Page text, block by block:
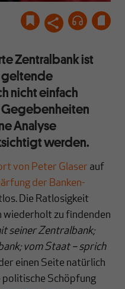
Zentralbank ist
geltende
nicht einfach
Analyse
werden.
von Peter Glaser auf
der Banken-
Die Ratlosigkeit
wiederholt zu findenden
seiner Zentralbank;
vom Staat – sprich
einen Seite natürlich
politische Schöpfung